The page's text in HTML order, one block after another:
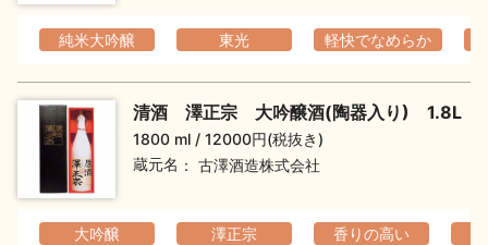
純米大吟醸 東光 軽快でなめらか
清酒 澤正宗 大吟醸酒(陶器入り) 1.8L
1800 ml
12000円(税抜き)
蔵元名
古澤酒造株式会社
大吟醸 澤正宗 香りの高い